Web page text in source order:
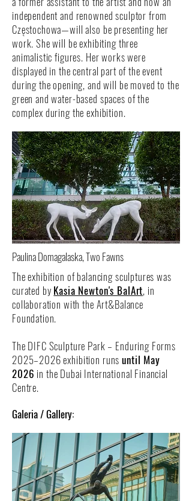
independent and renowned sculptor from
Częstochowa—will also be presenting her
work. She will be exhibiting three
animalistic figures. Her works were
displayed in the central part of the event
during the opening, and will be moved to the
green and water-based spaces of the
complex during the exhibition.
Paulina Domagalaska, Two Fawns
The exhibition of balancing sculptures was
curated by Kasia Newton's BalArt, in
collaboration with the Art&Balance
Foundation.
The DIFC Sculpture Park – Enduring Forms
2025–2026 exhibition runsuntil May
2026 in the Dubai International Financial
Centre.
Galeria / Gallery: